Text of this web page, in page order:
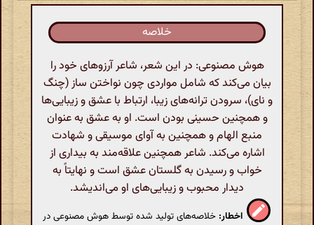
خلاصه
هوش مصنوعی: در این شعر، شاعر آرزوهای خود را
بیان می‌کند که شامل مواردی چون نواختن ساز (چنگ
و نای)، سرودن ترانه‌های زیبا، ارتباط با عشق و زیبایی‌ها
و همچنین حسینی بودن است. او به عشق به عنوان
منبع الهام و همچنین به آوای موسیقی و شهادت
اشاره می‌کند. شاعر همچنین علاقه‌مند به بیداری از
خواب و رسیدن به گلستان عشق است و نهایتاً به
دیدار محبوب و زیبایی‌های او می‌اندیشد.
اخطار: خلاصه‌های تولید شده توسط هوش مصنوعی در